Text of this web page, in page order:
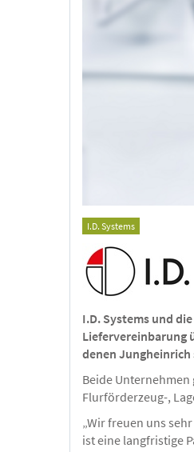
I.D. Systems
I.D. Systems und
Liefervereinbarung
denen
Beide
Flurförderzeug-,
„Wir freuen uns
ist eine langfristige